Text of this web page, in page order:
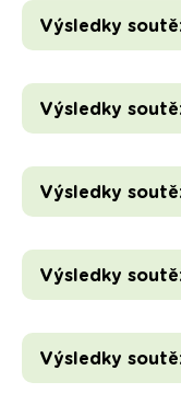
Výsledky
Výsledky
Výsledky
Výsledky
Výsledky